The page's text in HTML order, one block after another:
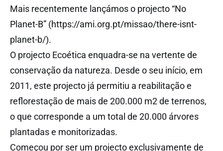
Mais recentemente lançámos o projecto “No
Planet-B” (https://ami.org.pt/missao/there-isnt-
planet-b/).
O projecto Ecoética enquadra-se na vertente de
conservação da natureza. Desde o seu início, em
2011, este projecto já permitiu a reabilitação e
reflorestação de mais de 200.000 m2 de terrenos,
o que corresponde a um total de 20.000 árvores
plantadas e monitorizadas.
Começou por ser um projecto exclusivamente de